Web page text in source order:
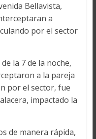
Bellavista,
a
por el sector
la 7 de la noche,
a la pareja
por el sector, fue
impactado la
de manera rápida,